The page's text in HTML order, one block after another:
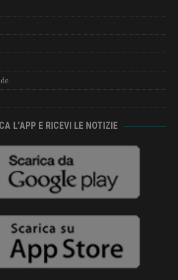
L’APP E RICEVI LE NOTIZIE